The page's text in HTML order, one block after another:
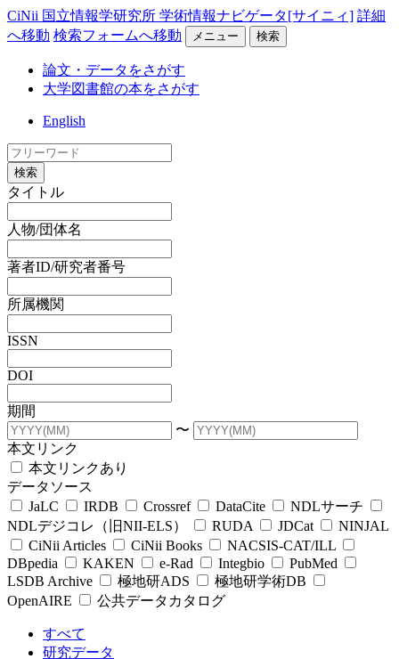
CiNii 国立情報学研究所 学術情報ナビゲータ[サイニィ] 詳細
へ移動 検索フォームへ移動 メニュー 検索
論文・データをさがす
大学図書館の本をさがす
English
検索
タイトル
人物/団体名
著者ID/研究者番号
所属機関
ISSN
DOI
期間
〜
本文リンク
本文リンクあり
データソース
JaLC
IRDB Crossref DataCite
NDLサーチ
NDLデジコレ（旧NII-ELS）
RUDA JDCat
NINJAL
CiNii Articles
CiNii Books
NACSIS-CAT/ILL
DBpedia
KAKEN e-Rad Integbio
PubMed
LSDB Archive
極地研ADS
極地研学術DB
OpenAIRE
公共データカタログ
すべて
研究データ